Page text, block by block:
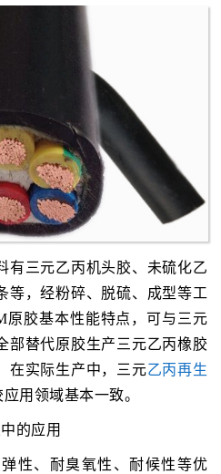
有三元乙丙机头胶、未硫化乙
等，经粉碎、脱硫、成型等工
原胶基本性能特点，可与三元
部替代原胶生产三元乙丙橡胶
在实际生产中，三元乙丙再生
用领域基本一致。
的应用
性、耐臭氧性、耐候性等优